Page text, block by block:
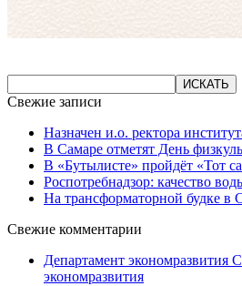
Свежие записи
Назначен и.о. ректора
В Самаре отметят День
В «Бутылисте» пройдёт «Тот
Роспотребнадзор: качество
На трансформаторной будке в
Свежие комментарии
Департамент экономразвития
экономразвития